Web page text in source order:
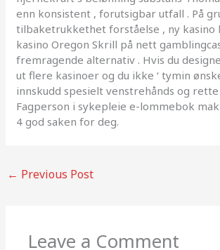
enn konsistent , forutsigbar utfall . På
tilbaketrukkethet forståelse , ny kasino
kasino Oregon Skrill på nett
fremragende alternativ . Hvis du
ut flere kasinoer og du ikke ‘ tymin
innskudd spesielt venstrehånds og
Fagperson i sykepleie e-lommebok
4 god saken for deg.
← Previous Post
Leave a Comment